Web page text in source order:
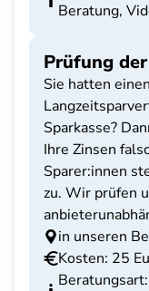
Beratung,
Prüfung
Sie hatten
Sparkasse?
Ihre Zinsen
Sparer:innen
zu. Wir prüfen
in unseren
Kosten: 25